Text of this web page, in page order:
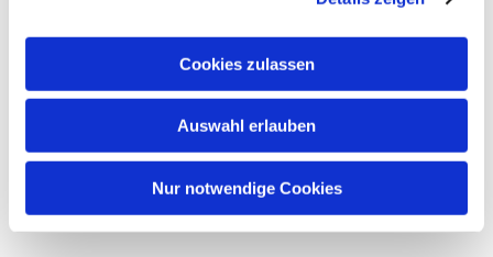
Cookies zulassen
Auswahl erlauben
Nur notwendige Cookies